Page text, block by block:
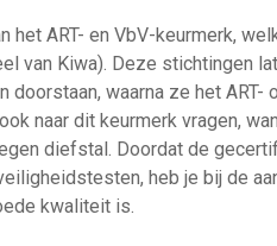
ART- en VbV-keurmerk,
van Kiwa). Deze stichtingen
waarna ze het ART-
naar dit keurmerk vragen,
diefstal. Doordat de
heb je bij de
kwaliteit is.